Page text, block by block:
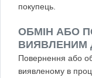
покупець.
ОБМІН АБО
ВИЯВЛЕНИМ
Повернення або
виявленому в